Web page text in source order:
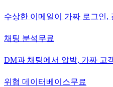
수상한 이메일이 가짜 로그인,
채팅 분석무료
DM과 채팅에서 압박, 가짜 고
위협 데이터베이스무료